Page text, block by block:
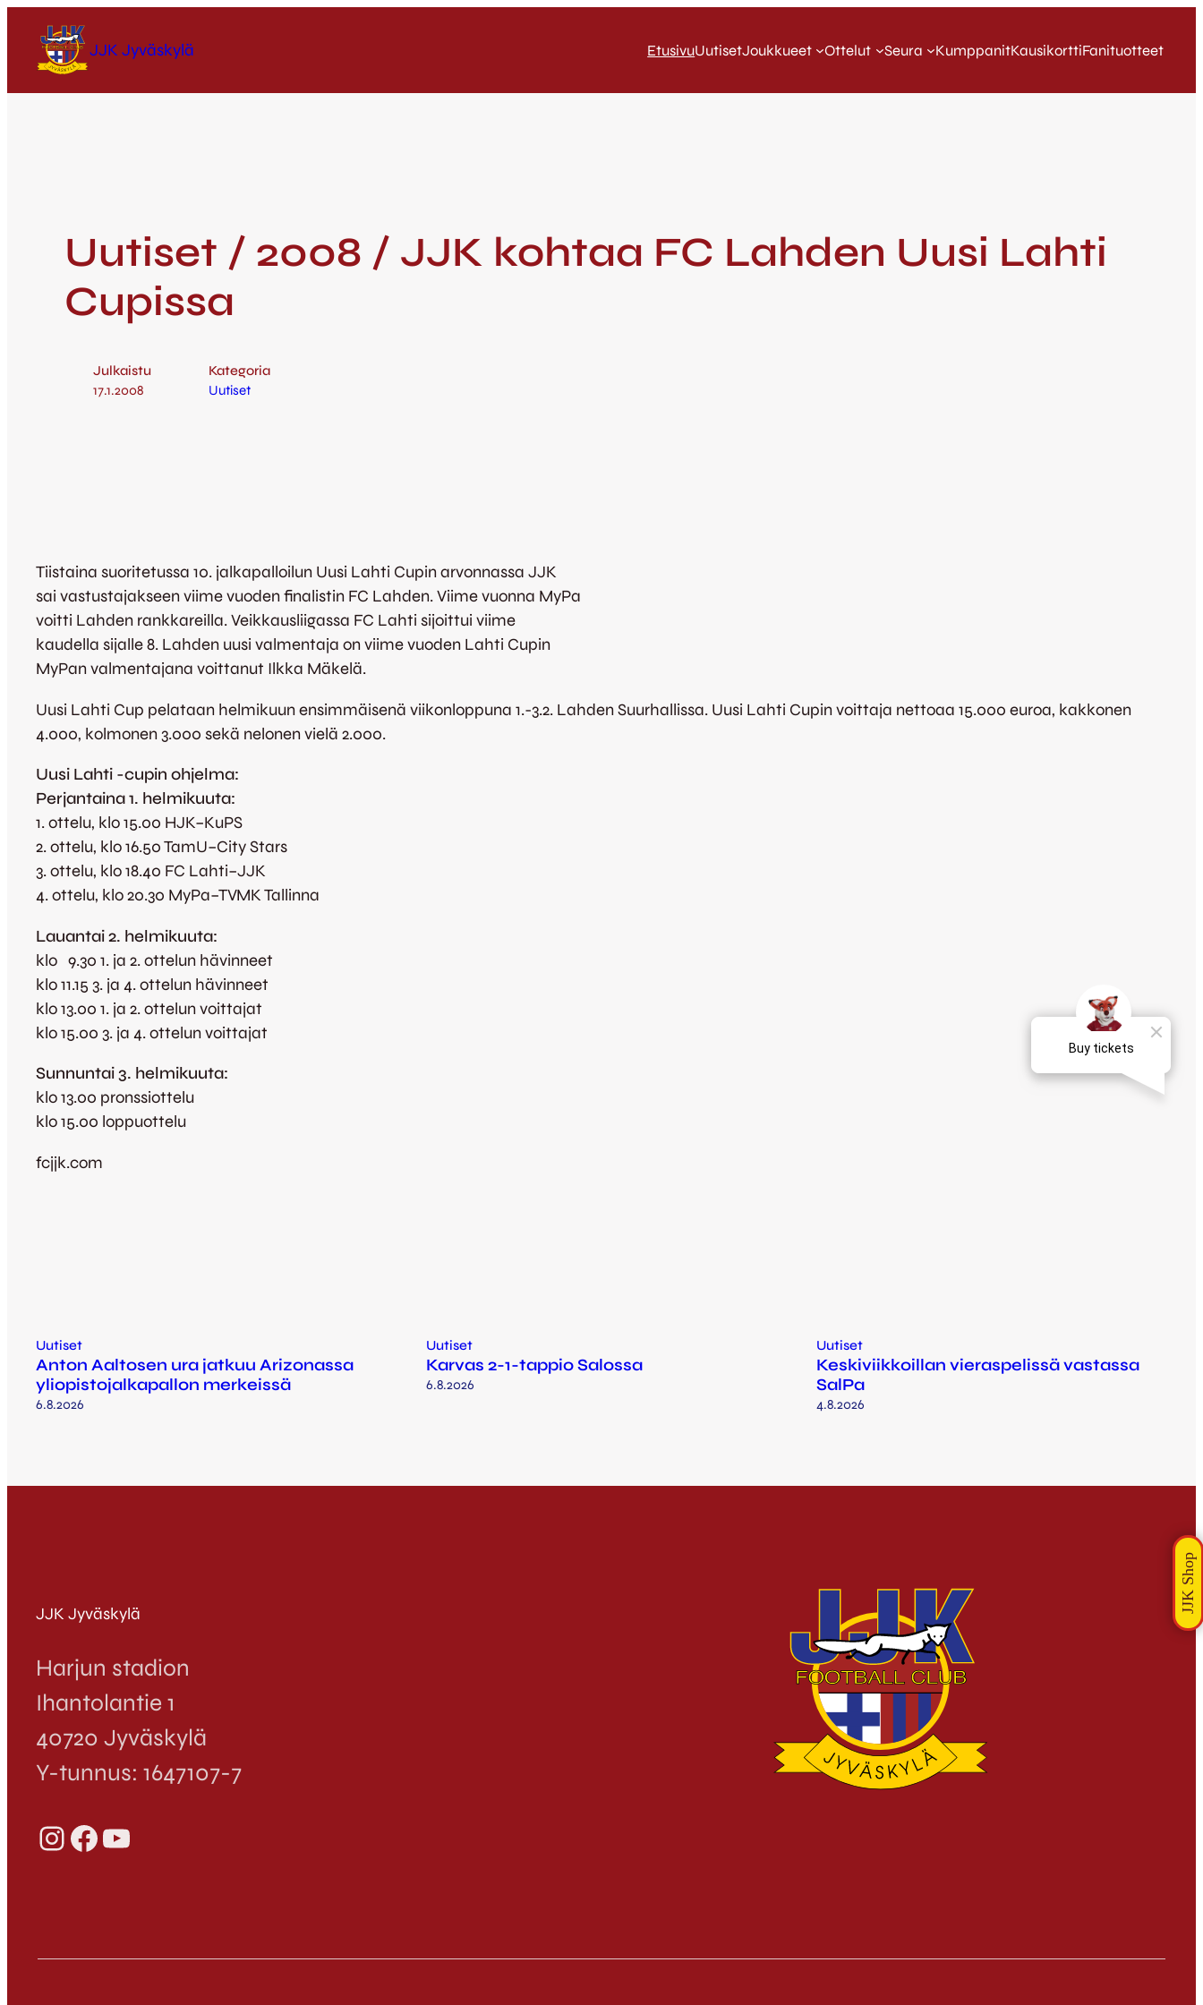
JJK Jyväskylä EtusivuUutisetJoukkueet Ottelut Seura KumppanitKausikorttiFanituotteet
Uutiset / 2008 / JJK kohtaa FC Lahden Uusi Lahti
Cupissa
Julkaistu
17.1.2008
Kategoria
Uutiset
Tiistaina suoritetussa 10. jalkapalloilun Uusi Lahti Cupin arvonnassa JJK
sai vastustajakseen viime vuoden finalistin FC Lahden. Viime vuonna MyPa
voitti Lahden rankkareilla. Veikkausliigassa FC Lahti sijoittui viime
kaudella sijalle 8. Lahden uusi valmentaja on viime vuoden Lahti Cupin
MyPan valmentajana voittanut Ilkka Mäkelä.
Uusi Lahti Cup pelataan helmikuun ensimmäisenä viikonloppuna 1.-3.2. Lahden Suurhallissa. Uusi Lahti Cupin voittaja nettoaa 15.000 euroa, kakkonen
4.000, kolmonen 3.000 sekä nelonen vielä 2.000.
Uusi Lahti -cupin ohjelma:
Perjantaina 1. helmikuuta:
1. ottelu, klo 15.00 HJK–KuPS
2. ottelu, klo 16.50 TamU–City Stars
3. ottelu, klo 18.40 FC Lahti–JJK
4. ottelu, klo 20.30 MyPa–TVMK Tallinna
Lauantai 2. helmikuuta:
klo 9.30 1. ja 2. ottelun hävinneet
klo 11.15 3. ja 4. ottelun hävinneet
klo 13.00 1. ja 2. ottelun voittajat
klo 15.00 3. ja 4. ottelun voittajat
Sunnuntai 3. helmikuuta:
klo 13.00 pronssiottelu
klo 15.00 loppuottelu
fcjjk.com
Uutiset
Anton Aaltosen ura jatkuu Arizonassa
yliopistojalkapallon merkeissä
6.8.2026
Uutiset
Karvas 2-1-tappio Salossa
6.8.2026
Uutiset
Keskiviikkoillan vieraspelissä vastassa
SalPa
4.8.2026
JJK Jyväskylä
Harjun stadion
Ihantolantie 1
40720 Jyväskylä
Y-tunnus: 1647107-7
InstagramFacebook YouTube